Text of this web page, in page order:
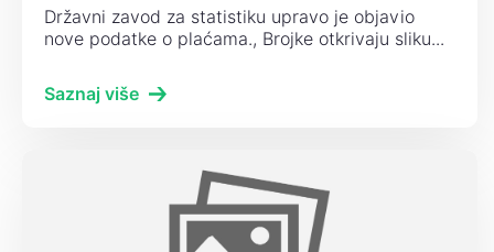
Državni zavod za statistiku upravo je objavio
nove podatke o plaćama., Brojke otkrivaju sliku...
Saznaj više